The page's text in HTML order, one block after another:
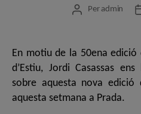
Autor
Per admin
En motiu de la 50ena
d’Estiu, Jordi Casassas
sobre aquesta nova edició
aquesta setmana a Prada.